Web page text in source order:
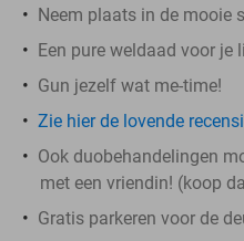
Neem plaats in de mooie
Een pure weldaad voor je
Gun jezelf wat me-time!
Zie hier de lovende
Ook duobehandelingen
met een vriendin! (koop
Gratis parkeren voor de